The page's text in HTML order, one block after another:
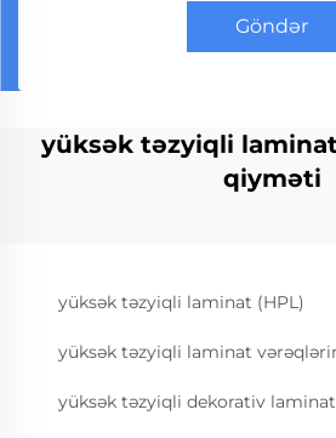
Göndər
yüksək təzyiqli
qiyməti
yüksək təzyiqli laminat (HPL)
yüksək təzyiqli laminat
yüksək təzyiqli dekorativ laminat